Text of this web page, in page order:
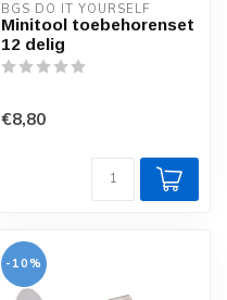
BGS DO IT YOURSELF
Minitool toebehorenset
12 delig
€8,80
-10%